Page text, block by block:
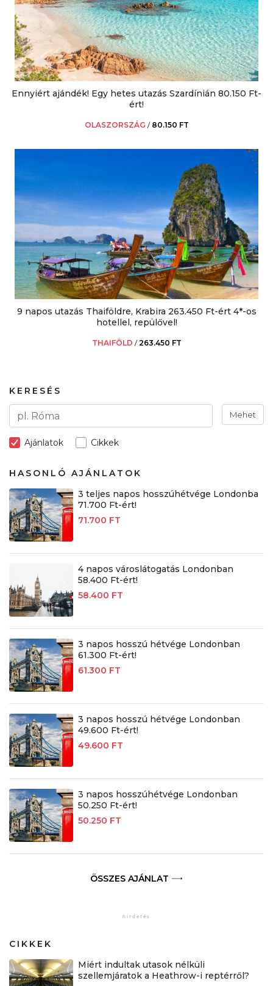
Ennyiért ajándék! Egy hetes utazás Szardínián 80.150 Ft-
ért!
OLASZORSZÁG / 80.150 FT
9 napos utazás Thaiföldre, Krabira 263.450 Ft-ért 4*-os
hotellel, repülővel!
THAIFÖLD /263.450 FT
KERESÉS
Mehet
Ajánlatok Cikkek
HASONLÓ AJÁNLATOK
3 teljes napos hosszúhétvége Londonba
71.700 Ft-ért!
71.700 FT
4 napos városlátogatás Londonban
58.400 Ft-ért!
58.400 FT
3 napos hosszú hétvége Londonban
61.300 Ft-ért!
61.300 FT
3 napos hosszú hétvége Londonban
49.600 Ft-ért!
49.600 FT
3 napos hosszúhétvége Londonban
50.250 Ft-ért!
50.250 FT
ÖSSZES AJÁNLAT
CIKKEK
Miért indultak utasok nélküli
szellemjáratok a Heathrow-i reptérről?